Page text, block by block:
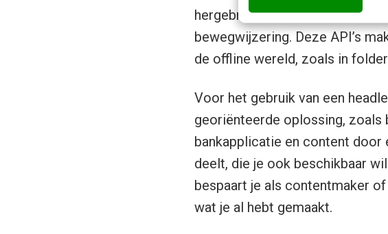
hergebruiken in bijvoorbeeld
bewegwijzering. Deze API’s
de offline wereld, zoals in
Voor het gebruik van een
georiënteerde oplossing, zoals
bankapplicatie en content door
deelt, die je ook beschikbaar
bespaart je als contentmaker
wat je al hebt gemaakt.